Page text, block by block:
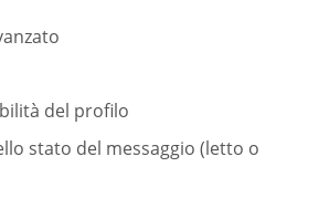
del profilo
stato del messaggio (letto o